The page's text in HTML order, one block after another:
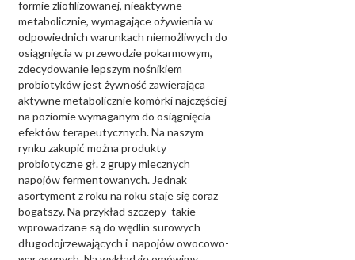
formie zliofilizowanej, nieaktywne
metabolicznie, wymagające ożywienia w
odpowiednich warunkach niemożliwych do
osiągnięcia w przewodzie pokarmowym,
zdecydowanie lepszym nośnikiem
probiotyków jest żywność zawierająca
aktywne metabolicznie komórki najczęściej
na poziomie wymaganym do osiągnięcia
efektów terapeutycznych. Na naszym
rynku zakupić można produkty
probiotyczne gł. z grupy mlecznych
napojów fermentowanych. Jednak
asortyment z roku na roku staje się coraz
bogatszy. Na przykład szczepy takie
wprowadzane są do wędlin surowych
długodojrzewających i napojów owocowo-